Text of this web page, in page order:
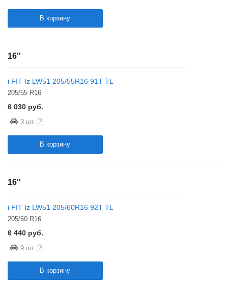
В корзину
16''
i FIT Iz LW51 205/55R16 91T TL
205/55 R16
6 030 руб.
3 шт. ?
В корзину
16''
i FIT Iz LW51 205/60R16 92T TL
205/60 R16
6 440 руб.
9 шт. ?
В корзину